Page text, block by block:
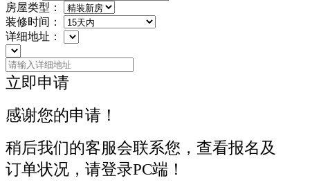
房屋类型：
装修时间：
详细地址：
立即申请
感谢您的申请！
稍后我们的客服会联系您，查看报名及
订单状况，请登录PC端！